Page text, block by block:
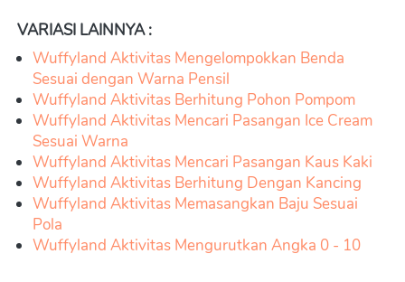
VARIASI LAINNYA :
Wuffyland Aktivitas Mengelompokkan Benda
Sesuai dengan Warna Pensil
Wuffyland Aktivitas Berhitung Pohon Pompom
Wuffyland Aktivitas Mencari Pasangan Ice Cream
Sesuai Warna
Wuffyland Aktivitas Mencari Pasangan Kaus Kaki
Wuffyland Aktivitas Berhitung Dengan Kancing
Wuffyland Aktivitas Memasangkan Baju Sesuai
Pola
Wuffyland Aktivitas Mengurutkan Angka 0 - 10